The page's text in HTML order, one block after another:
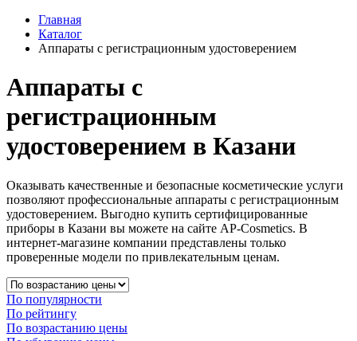
Главная
Каталог
Аппараты c регистрационным удостоверением
Аппараты с
регистрационным
удостоверением в Казани
Оказывать качественные и безопасные косметические услуги
позволяют профессиональные аппараты с регистрационным
удостоверением. Выгодно купить сертифицированные
приборы в Казани вы можете на сайте AP-Cosmetics. В
интернет-магазине компании представлены только
проверенные модели по привлекательным ценам.
По популярности
По рейтингу
По возрастанию цены